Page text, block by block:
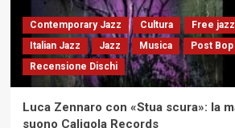
Contemporary Jazz Cultura Free jazz
Italian Jazz
Jazz Musica
Post Bop
Recensione Dischi
Luca Zennaro con «Stua scura»: la
suono Caligola Records